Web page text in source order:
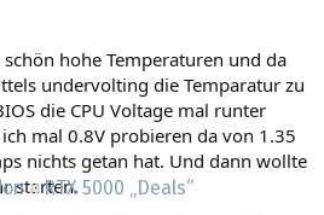
RTX 5000 „Deals“
hohe Temperaturen und da
undervolting die Temparatur zu
die CPU Voltage mal runter
mal 0.8V probieren da von 1.35
nichts getan hat. Und dann wollte
starten.